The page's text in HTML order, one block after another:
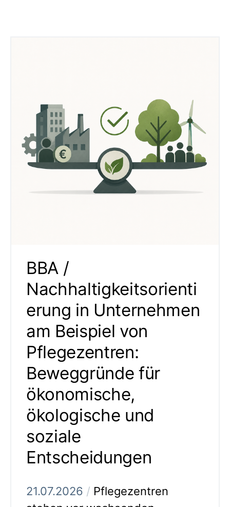
BBA /
Nachhaltigkeitsorienti
erung in Unternehmen
am Beispiel von
Pflegezentren:
Beweggründe für
ökonomische,
ökologische und
soziale
Entscheidungen
21.07.2026 / Pflegezentren